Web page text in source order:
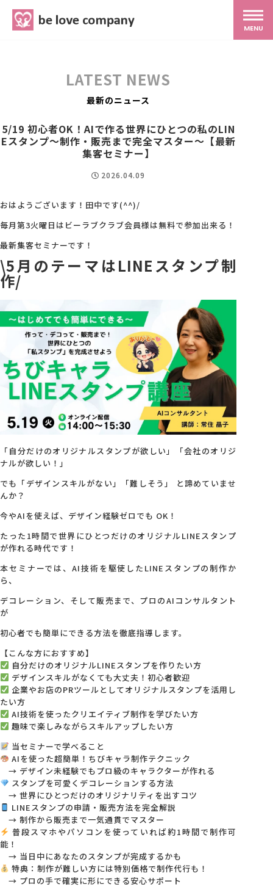
MENU
SNS広報
スタッフ紹介
最新ブログ
アクセス
採用情報
お問い合わせ
LATEST NEWS
最新のニュース
5/19 初心者OK！AIで作る世界にひとつの私のLIN
Eスタンプ～制作・販売まで完全マスター～【最新
集客セミナー】
2026.04.09
おはようございます！田中です(^^)/
毎月第3火曜日はビーラブクラブ会員様は無料で参加出来る！
最新集客セミナーです！
\5月のテーマはLINEスタンプ制
作/
「自分だけのオリジナルスタンプが欲しい」「会社のオリジ
ナルが欲しい！」
でも「デザインスキルがない」「難しそう」 と諦めていませ
んか？
今やAIを使えば、デザイン経験ゼロでも OK！
たった1時間で世界にひとつだけのオリジナルLINEスタンプ
が作れる時代です！
本セミナーでは、AI技術を駆使したLINEスタンプの制作か
ら、
デコレーション、そして販売まで、プロのAIコンサルタント
が
初心者でも簡単にできる方法を徹底指導します。
【こんな方におすすめ】
自分だけのオリジナルLINEスタンプを作りたい方
デザインスキルがなくても大丈夫！初心者歓迎
企業やお店のPRツールとしてオリジナルスタンプを活用し
たい方
AI技術を使ったクリエイティブ制作を学びたい方
趣味で楽しみながらスキルアップしたい方
当セミナーで学べること
AIを使った超簡単！ちびキャラ制作テクニック
→ デザイン未経験でもプロ級のキャラクターが作れる
スタンプを可愛くデコレーションする方法
→ 世界にひとつだけのオリジナリティを出すコツ
LINEスタンプの申請・販売方法を完全解説
→ 制作から販売まで一気通貫でマスター
普段スマホやパソコンを使っていれば約1時間で制作可
能！
→ 当日中にあなたのスタンプが完成するかも
特典：制作が難しい方には特別価格で制作代行も！
→ プロの手で確実に形にできる安心サポート